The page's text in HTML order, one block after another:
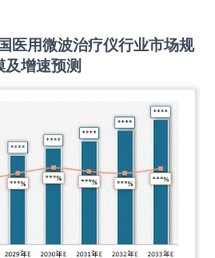
医用微波治疗仪行业市场规
及增速预测